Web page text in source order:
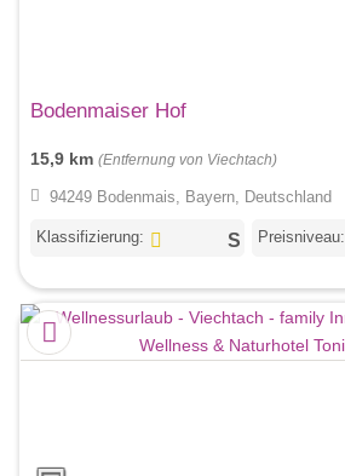
Bodenmaiser Hof
15,9 km (Entfernung von Viechtach)
94249 Bodenmais, Bayern, Deutschland
Klassifizierung: Preisniveau: